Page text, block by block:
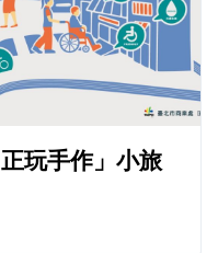
玩手作」小旅